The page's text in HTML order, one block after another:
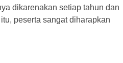
dikarenakan setiap tahun dan
peserta sangat diharapkan